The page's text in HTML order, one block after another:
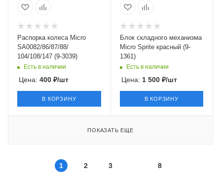
Распорка колеса Micro
SA0082/86/87/88/
104/108/147 (9-3039)
Есть в наличии
Цена: 400 ₽/шт
В КОРЗИНУ
Блок складного механизма
Micro Sprite красный (9-
1361)
Есть в наличии
Цена: 1 500₽/шт
В КОРЗИНУ
ПОКАЗАТЬ ЕЩЕ
1 2 3 8